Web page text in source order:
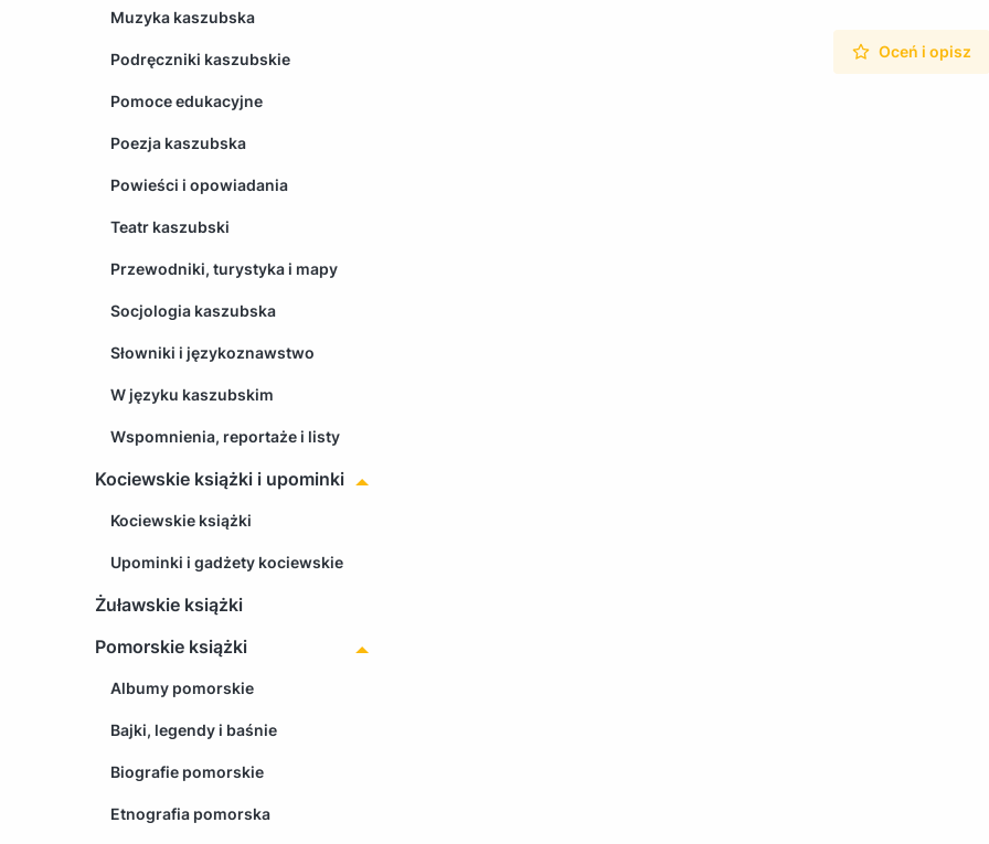
Muzyka kaszubska
Podręczniki kaszubskie
Pomoce edukacyjne
Poezja kaszubska
Powieści i opowiadania
Teatr kaszubski
Przewodniki, turystyka i mapy
Socjologia kaszubska
Słowniki i językoznawstwo
W języku kaszubskim
Wspomnienia, reportaże i listy
Kociewskie książki i upominki
Kociewskie książki
Upominki i gadżety kociewskie
Żuławskie książki
Pomorskie książki
Albumy pomorskie
Bajki, legendy i baśnie
Biografie pomorskie
Etnografia pomorska
Oceń i opisz